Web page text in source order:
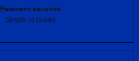
Paiement sécurisé
Simple et rapide